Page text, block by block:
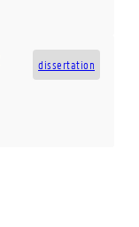
dissertation